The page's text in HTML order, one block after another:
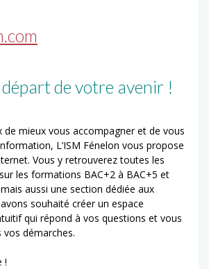
de votre avenir !
de mieux vous accompagner et de vous
L’ISM Fénelon vous propose
Vous y retrouverez toutes les
les formations BAC+2 à BAC+5 et
mais aussi une section dédiée aux
souhaité créer un espace
qui répond à vos questions et vous
démarches.
!